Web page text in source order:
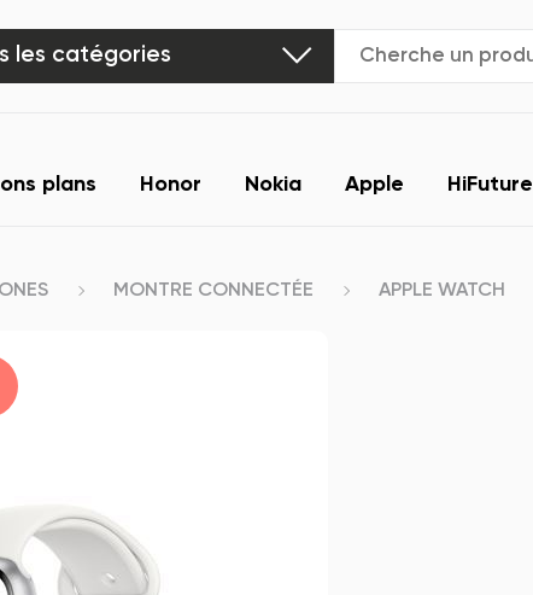
les catégories
plans Honor Nokia Apple HiFuture
MONTRE CONNECTÉE APPLE WATCH